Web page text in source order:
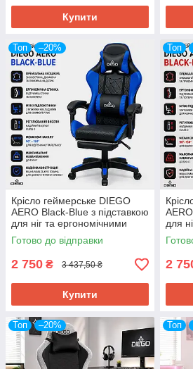
Купити
Топ –20%
Крісло геймерське DIEGO
AERO Black-Blue з підставкою
для ніг та ергономічними
подушками
Готово до відправки
2 750 ₴ 3 437,50 ₴
Купити
Топ
для
2
Топ –20% Топ